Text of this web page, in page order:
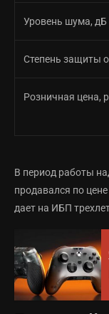
Уровень шума, дБ
Степень защиты
Розничная цена,
В период работы
продавался по
дает на ИБП